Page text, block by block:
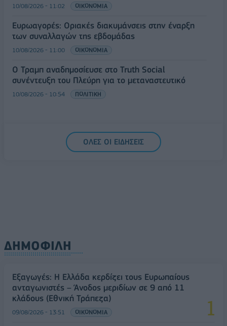
10/08/2026 - 11:02 ΟΙΚΟΝΟΜΙΑ
Ευρωαγορές: Οριακές διακυμάνσεις στην έναρξη
των συναλλαγών της εβδομάδας
10/08/2026 - 11:00 ΟΙΚΟΝΟΜΙΑ
Ο Τραμπ αναδημοσίευσε στο Truth Social
συνέντευξη του Πλεύρη για το μεταναστευτικό
10/08/2026 - 10:54 ΠΟΛΙΤΙΚΗ
ΟΛΕΣ ΟΙ ΕΙΔΗΣΕΙΣ
ΔΗΜΟΦΙΛΗ
Εξαγωγές: Η Ελλάδα κερδίζει τους Ευρωπαίους
ανταγωνιστές – Άνοδος μεριδίων σε 9 από 11
κλάδους (Εθνική Τράπεζα)
09/08/2026 - 13:51 ΟΙΚΟΝΟΜΙΑ